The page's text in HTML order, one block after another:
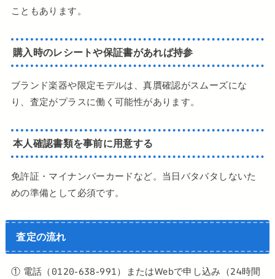
こともあります。
購入時のレシートや保証書があれば持参
ブランド楽器や限定モデルは、真贋確認がスムーズにな
り、査定がプラスに働く可能性があります。
本人確認書類を事前に用意する
免許証・マイナンバーカードなど。当日バタバタしないた
めの準備として必須です。
査定の流れ
① 電話（0120-638-991）またはWebで申し込み（24時間